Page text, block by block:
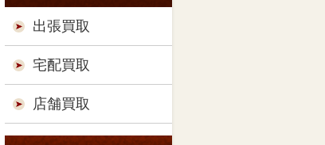
出張買取
宅配買取
店舗買取